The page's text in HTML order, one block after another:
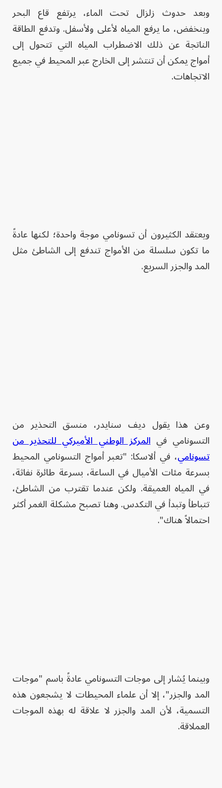
وبعد حدوث زلزال تحت الماء، يرتفع قاع البحر
وينخفض، ما يرفع المياه لأعلى ولأسفل. وتدفع الطاقة
الناتجة عن ذلك الاضطراب المياه التي تتحول إلى
أمواج يمكن أن تنتشر إلى الخارج عبر المحيط في جميع
الاتجاهات.
ويعتقد الكثيرون أن تسونامي موجة واحدة؛ لكنها عادةً
ما تكون سلسلة من الأمواج تندفع إلى الشاطئ مثل
المد والجزر السريع.
وعن هذا يقول ديف سنايدر، منسق التحذير من
التسونامي فيالمركز الوطني الأميركي للتحذير من
تسونامي، في ألاسكا: "تعبر أمواج التسونامي المحيط
بسرعة مئات الأميال في الساعة، بسرعة طائرة نفاثة،
في المياه العميقة. ولكن عندما تقترب من الشاطئ،
تتباطأ وتبدأ في التكدس. وهنا تصبح مشكلة الغمر أكثر
احتمالاً هناك".
وبينما يُشار إلى موجات التسونامي عادةً باسم "موجات
المد والجزر"، إلا أن علماء المحيطات لا يشجعون هذه
التسمية، لأن المد والجزر لا علاقة له بهذه الموجات
العملاقة.